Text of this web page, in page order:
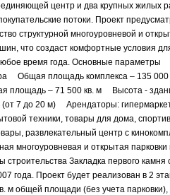
центр и два крупных жилых
потоки. Проект
структурной многоуровневой и
что создаст комфортные условия
время года. Основные параметры
Общая площадь комплекса – 135
площадь – 71 500 кв. м Высота -
(от 7 до 20 м) Арендаторы:
техники, товары для дома,
развлекательный центр с
многоуровневая и открытая
строительства Закладка первого камня
года. Проект будет реализован в 2
м общей площади (без учета